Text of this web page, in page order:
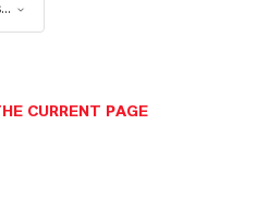
Gründe, warum
CURRENT PAGE